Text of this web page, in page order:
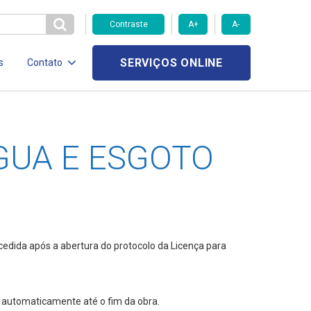
Contraste A+ A-
Contato SERVIÇOS ONLINE
E ESGOTO
após a abertura do protocolo da Licença para
até o fim da obra.